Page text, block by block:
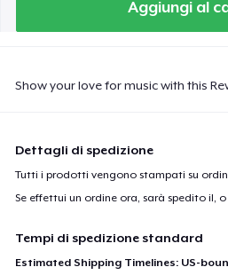
Aggiungi al
Show your love for music with this
Dettagli di spedizione
Tutti i prodotti vengono stampati su
Se effettui un ordine ora, sarà spedito il,
Tempi di spedizione standard
Estimated Shipping Timelines: US-